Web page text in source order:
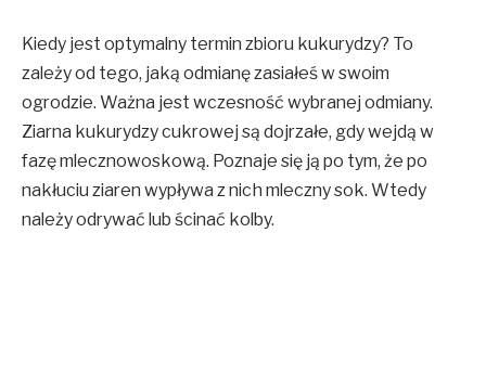
Kiedy jest optymalny termin zbioru kukurydzy? To
zależy od tego, jaką odmianę zasiałeś w swoim
ogrodzie. Ważna jest wczesność wybranej odmiany.
Ziarna kukurydzy cukrowej są dojrzałe, gdy wejdą w
fazę mlecznowoskową. Poznaje się ją po tym, że po
nakłuciu ziaren wypływa z nich mleczny sok. Wtedy
należy odrywać lub ścinać kolby.